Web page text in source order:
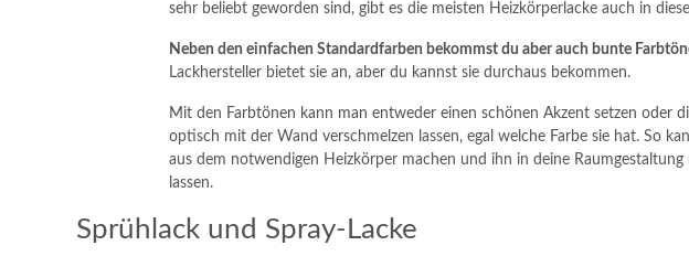
sehr beliebt geworden sind, gibt es die meisten Heizkörperlacke auch in
Neben den einfachen Standardfarben bekommst du aber auch bunte
Lackhersteller bietet sie an, aber du kannst sie durchaus bekommen.
Mit den Farbtönen kann man entweder einen schönen Akzent setzen oder
optisch mit der Wand verschmelzen lassen, egal welche Farbe sie hat. So
aus dem notwendigen Heizkörper machen und ihn in deine Raumgestaltung
lassen.
Sprühlack und Spray-Lacke